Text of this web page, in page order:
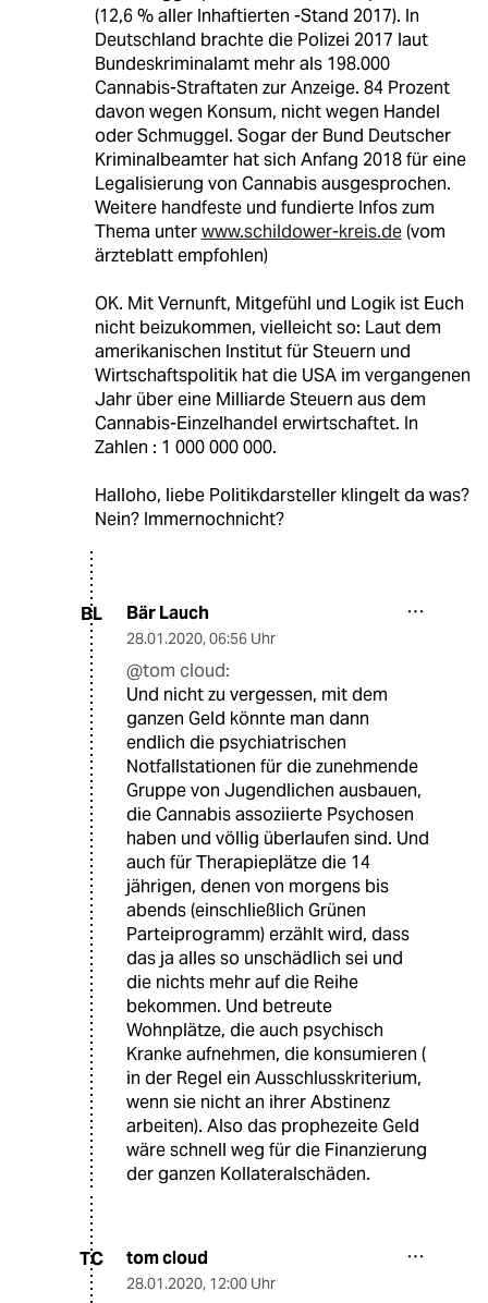
(12,6 % aller Inhaftierten -Stand 2017). In
Deutschland brachte die Polizei 2017 laut
Bundeskriminalamt mehr als 198.000
Cannabis-Straftaten zur Anzeige. 84 Prozent
davon wegen Konsum, nicht wegen Handel
oder Schmuggel. Sogar der Bund Deutscher
Kriminalbeamter hat sich Anfang 2018 für eine
Legalisierung von Cannabis ausgesprochen.
Weitere handfeste und fundierte Infos zum
Thema unterwww.schildower-kreis.de(vom
ärzteblatt empfohlen)
OK. Mit Vernunft, Mitgefühl und Logik ist Euch
nicht beizukommen, vielleicht so: Laut dem
amerikanischen Institut für Steuern und
Wirtschaftspolitik hat die USA im vergangenen
Jahr über eine Milliarde Steuern aus dem
Cannabis-Einzelhandel erwirtschaftet. In
Zahlen : 1 000 000 000.
Halloho, liebe Politikdarsteller klingelt da was?
Nein? Immernochnicht?
BL Bär Lauch
28.01.2020, 06:56 Uhr
@tom cloud:
Und nicht zu vergessen, mit dem
ganzen Geld könnte man dann
endlich die psychiatrischen
Notfallstationen für die zunehmende
Gruppe von Jugendlichen ausbauen,
die Cannabis assoziierte Psychosen
haben und völlig überlaufen sind. Und
auch für Therapieplätze die 14
jährigen, denen von morgens bis
abends (einschließlich Grünen
Parteiprogramm) erzählt wird, dass
das ja alles so unschädlich sei und
die nichts mehr auf die Reihe
bekommen. Und betreute
Wohnplätze, die auch psychisch
Kranke aufnehmen, die konsumieren (
in der Regel ein Ausschlusskriterium,
wenn sie nicht an ihrer Abstinenz
arbeiten). Also das prophezeite Geld
wäre schnell weg für die Finanzierung
der ganzen Kollateralschäden.
TC tom cloud
28.01.2020, 12:00 Uhr